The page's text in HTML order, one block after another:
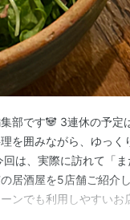
部です🐼 3連休の予定
を囲みながら、ゆっ
は、実際に訪れて「
居酒屋を5店舗ご紹介
ンでも利用しやすいお